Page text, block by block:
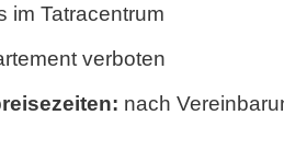
im Tatracentrum
verboten
nach